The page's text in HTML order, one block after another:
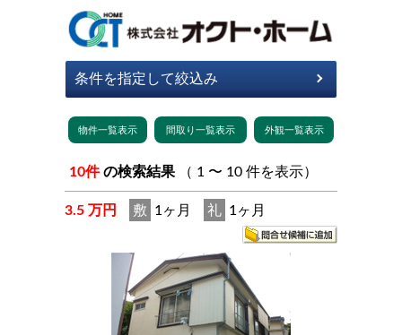
10件 の検索結果 （ 1 〜 10 件を表示）
3.5 万円 敷 1ヶ月 礼 1ヶ月